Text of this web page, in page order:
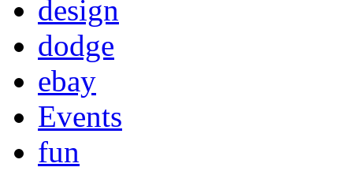
design
dodge
ebay
Events
fun